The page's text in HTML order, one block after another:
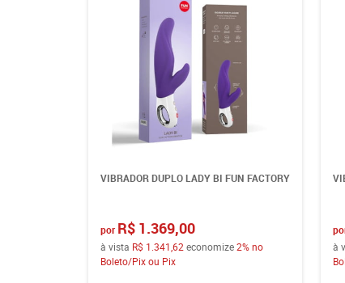
VIBRADOR DUPLO LADY BI FUN FACTORY
por R$ 1.369,00
à vista R$ 1.341,62 economize2% no
Boleto/Pix ou Pix
à